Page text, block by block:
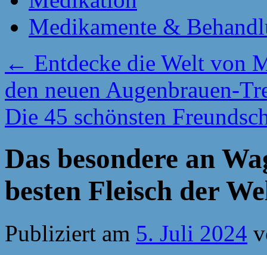
Medikamente &
← Entdecke die Welt von
den neuen Augenbrauen-
Die 45 schönsten
Das besondere an
besten Fleisch der
Publiziert am 5. Juli 2024